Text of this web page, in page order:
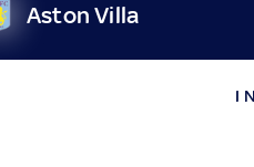
Aston Villa
I